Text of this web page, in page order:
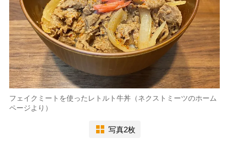
フェイクミートを使ったレトルト牛丼（ネクストミーツのホーム
ページより）
写真2枚